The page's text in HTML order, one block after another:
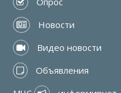
Новости
Видео новости
Объявления